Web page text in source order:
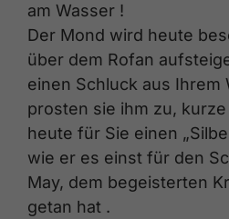
am Wasser !
Der Mond wird heute
über dem Rofan
einen Schluck aus Ihrem
prosten sie ihm zu,
heute für Sie einen
wie er es einst für den
May, dem begeisterten
getan hat .